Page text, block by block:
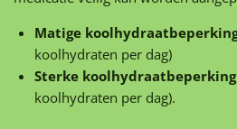
Matige
koolhydraten per dag)
Sterke koolhydraatbeperking
koolhydraten per dag).